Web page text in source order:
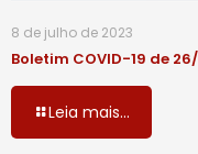
8 de julho de 2023
Boletim COVID-19 de
Leia mais...